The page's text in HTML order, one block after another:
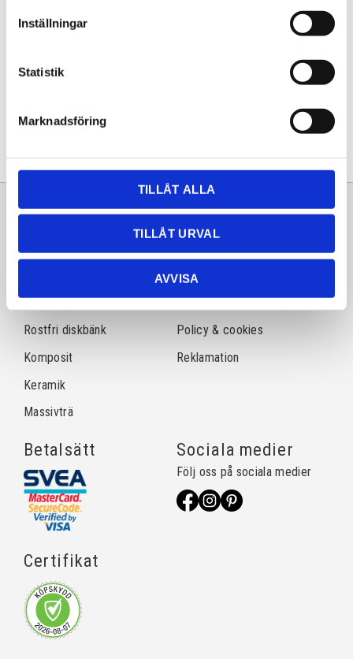
Inställningar
Statistik
Marknadsföring
TILLÅT ALLA
TILLÅT URVAL
AVVISA
Lagervara
Artikelnr
20252208
Sortiment
Natursten
Rostfri diskbänk
Komposit
Keramik
Massivträ
Information
Frågor & svar
Köpvillkor
Policy & cookies
Reklamation
Betalsätt
Certifikat
Sociala medier
Följ oss på sociala medier